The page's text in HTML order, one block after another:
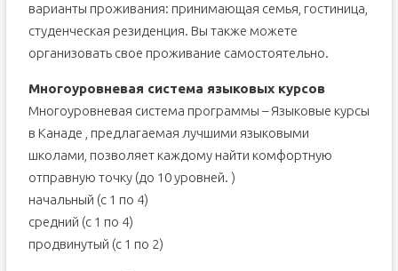
варианты проживания: принимающая семья, гостиница,
студенческая резиденция. Вы также можете
организовать свое проживание самостоятельно.
Многоуровневая система языковых курсов
Многоуровневая система программы – Языковые курсы
в Канаде , предлагаемая лучшими языковыми
школами, позволяет каждому найти комфортную
отправную точку (до 10 уровней. )
начальный (с 1 по 4)
средний (с 1 по 4)
продвинутый (с 1 по 2)